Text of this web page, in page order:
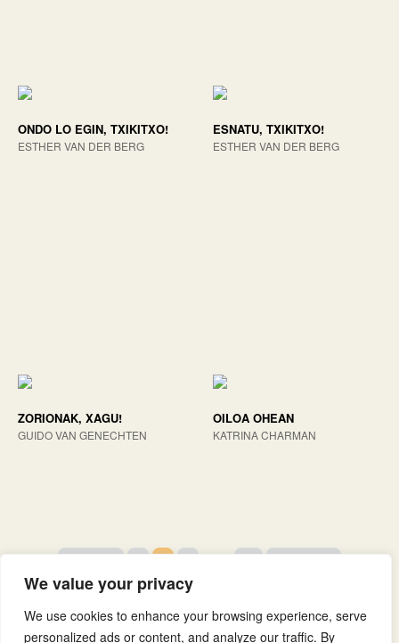
We value your privacy
We use cookies to enhance your browsing experience, serve
personalized ads or content, and analyze our traffic. By
ONDO LO EGIN, TXIKITXO!
ESTHER VAN DER BERG
ESNATU, TXIKITXO!
ESTHER VAN DER BERG
ZORIONAK, XAGU!
GUIDO VAN GENECHTEN
OILOA OHEAN
KATRINA CHARMAN
Aurrekoa 1 2 3 … 33 Hurrengoa